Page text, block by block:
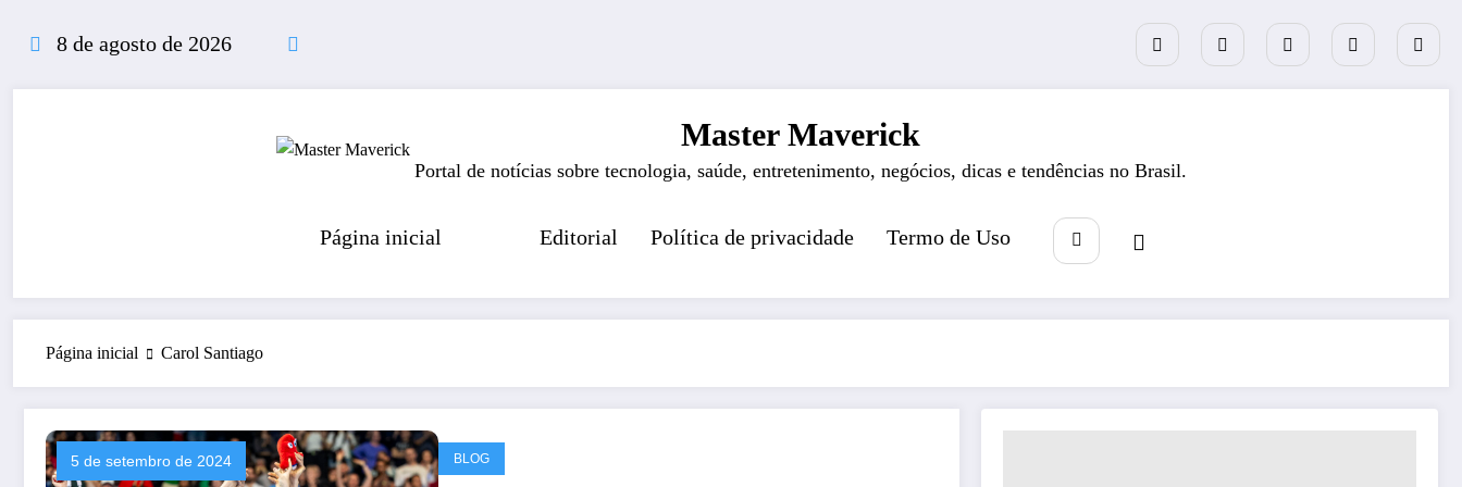
conteúdo
8 de agosto de 2026
Master Maverick
Portal de notícias sobre tecnologia, saúde, entretenimento, negócios, dicas e tendências no Brasil.
Página inicial Editorial Política de privacidade Termo de Uso
Página inicial Carol Santiago
5 de setembro de 2024 BLOG